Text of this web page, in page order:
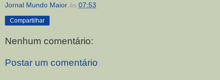
Jornal Mundo Maior às 07:53
Compartilhar
Nenhum comentário:
Postar um comentário